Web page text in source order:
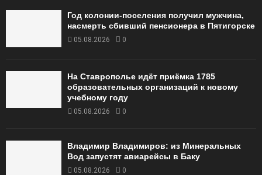
Год колонии-поселения получил мужчина,
насмерть сбивший пенсионера в Пятигорске
05.08.2026 0
На Ставрополье идёт приёмка 1785
образовательных организаций к новому
учебному году
05.08.2026 0
Владимир Владимиров: из Минеральных
Вод запустят авиарейсы в Баку
05.08.2026 0